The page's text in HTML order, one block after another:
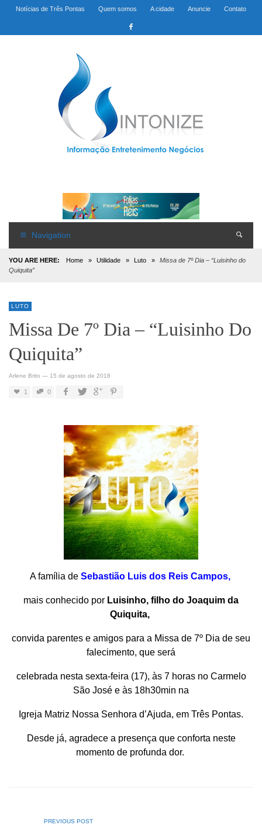
Notícias de Três Pontas Quem somos A cidade Anuncie Contato
Navigation
YOU ARE HERE: Home » Utilidade » Luto »
Missa de 7º Dia – “Luisinho do
Quiquita”
LUTO
Missa De 7º Dia – “Luisinho Do
Quiquita”
Arlene Brito — 15 de agosto de 2018
1 0
A família de Sebastião Luis dos Reis Campos,
mais conhecido por Luisinho, filho do Joaquim da
Quiquita,
convida parentes e amigos para a Missa de 7º Dia de seu
falecimento, que será
celebrada nesta sexta-feira (17), às 7 horas no Carmelo
São José e às 18h30min na
Igreja Matriz Nossa Senhora d’Ajuda, em Três Pontas.
Desde já, agradece a presença que conforta neste
momento de profunda dor.
PREVIOUS POST